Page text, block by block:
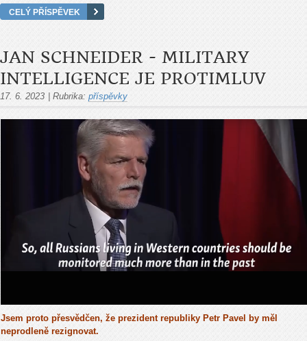
CELÝ PŘÍSPĚVEK
JAN SCHNEIDER - MILITARY
INTELLIGENCE JE PROTIMLUV
17. 6. 2023 | Rubrika: příspěvky
Jsem proto přesvědčen, že prezident republiky Petr Pavel by měl
neprodleně rezignovat.